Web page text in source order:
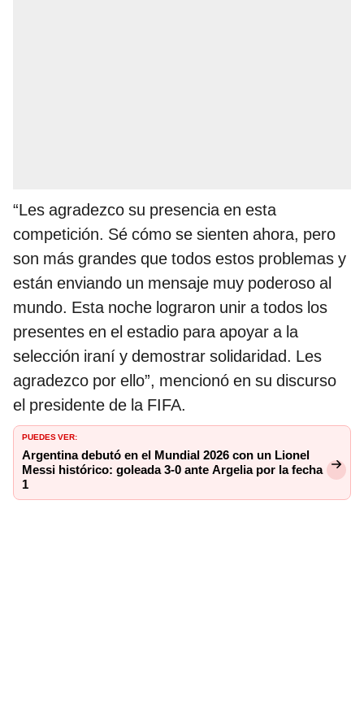
“Les agradezco su presencia en esta
competición. Sé cómo se sienten ahora, pero
son más grandes que todos estos problemas y
están enviando un mensaje muy poderoso al
mundo. Esta noche lograron unir a todos los
presentes en el estadio para apoyar a la
selección iraní y demostrar solidaridad. Les
agradezco por ello”, mencionó en su discurso
el presidente de la FIFA.
PUEDES VER:
Argentina debutó en el Mundial 2026 con un Lionel
Messi histórico: goleada 3-0 ante Argelia por la fecha
1